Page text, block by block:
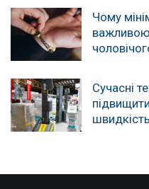
Чому
Сучасні